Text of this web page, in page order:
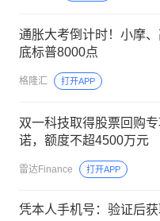
通胀大考倒计时！小摩、
底标普8000点
格隆汇 打开APP
双一科技取得股票回购
诺，额度不超4500万元
雷达Finance 打开APP
凭本人手机号：验证后